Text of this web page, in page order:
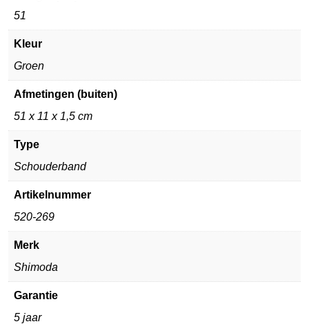
51
Kleur
Groen
Afmetingen (buiten)
51 x 11 x 1,5 cm
Type
Schouderband
Artikelnummer
520-269
Merk
Shimoda
Garantie
5 jaar